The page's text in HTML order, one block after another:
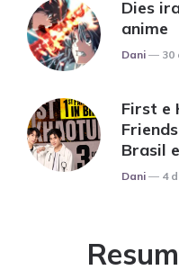
Dies
anime
Posted
Dani 30
First e
Brasil
Posted
Dani 4